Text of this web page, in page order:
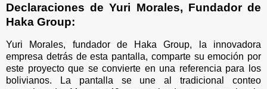
Declaraciones de Yuri Morales, Fundador de
Haka Group:
Yuri Morales, fundador de Haka Group, la innovadora
empresa detrás de esta pantalla, comparte su emoción por
este proyecto que se convierte en una referencia para los
bolivianos. La pantalla se une al tradicional conteo